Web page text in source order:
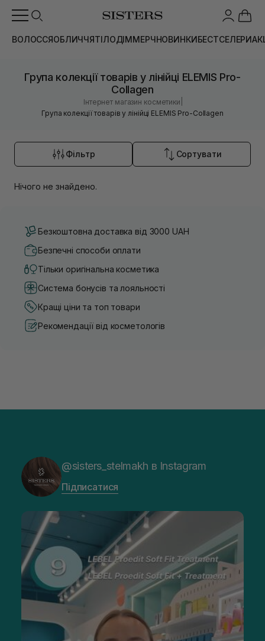
ВОЛОССЯОБЛИЧЧЯТІЛОДІММЕРЧНОВИНКИБЕСТСЕЛЕРИ
Група колекції товарів у лінійці ELEMIS Pro-
Collagen
Інтернет магазин косметики
Група колекції товарів у лінійці ELEMIS Pro-Collagen
Фільтр Сортувати
Нічого не знайдено.
Безкоштовна доставка від 3000 UAH
Безпечні способи оплати
Тільки оригінальна косметика
Система бонусів та лояльності
Кращі ціни та топ товари
Рекомендації від косметологів
@sisters_stelmakh в Instagram
Підписатися